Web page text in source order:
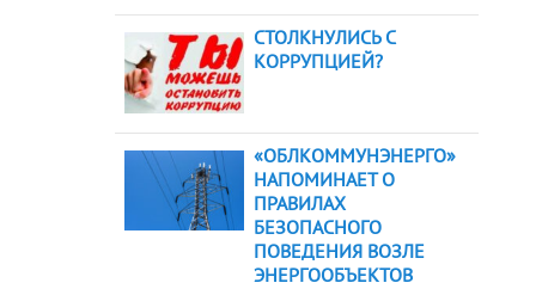
СТОЛКНУЛИСЬ С
КОРРУПЦИЕЙ?
«ОБЛКОММУНЭНЕРГО»
НАПОМИНАЕТ О
ПРАВИЛАХ
БЕЗОПАСНОГО
ПОВЕДЕНИЯ ВОЗЛЕ
ЭНЕРГООБЪЕКТОВ